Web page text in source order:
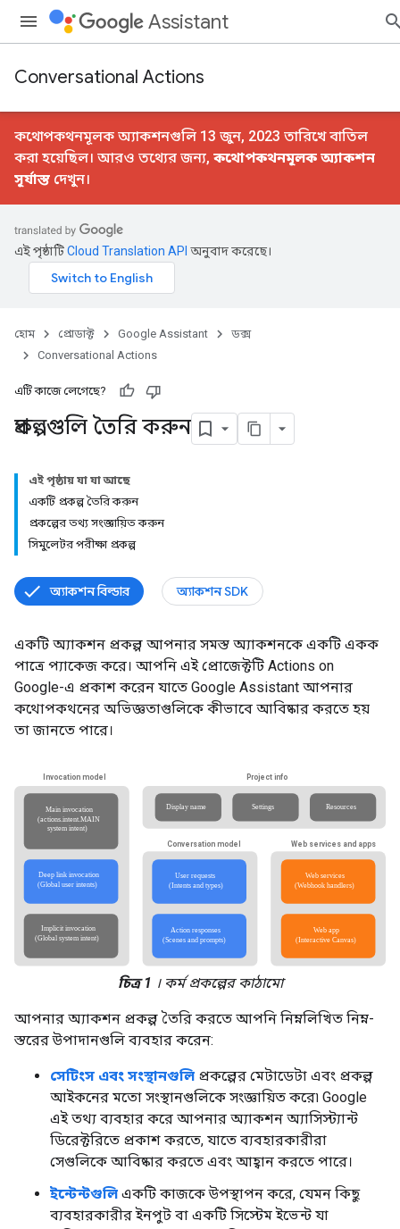
Assistant
Conversational Actions
কথোপকথনমূলক অ্যাকশনগুলি 13 জুন, 2023 তারিখে বাতিল
করা হয়েছিল। আরও তথ্যের জন্য, কথোপকথনমূলক অ্যাকশন
সূর্যাস্ত দেখুন।
এই পৃষ্ঠাটিCloud Translation API অনুবাদ করেছে।
হোম প্রোডাক্ট Google Assistant
ডক্স
Conversational Actions
এটি কাজে লেগেছে?
প্রকল্পগুলি তৈরি করুন
এই পৃষ্ঠায় যা যা আছে
একটি প্রকল্প তৈরি করুন
প্রকল্পের তথ্য সংজ্ঞায়িত করুন
সিমুলেটর পরীক্ষা প্রকল্প
অ্যাকশন বিল্ডার অ্যাকশন SDK
একটি অ্যাকশন প্রকল্প আপনার সমস্ত অ্যাকশনকে একটি একক
পাত্রে প্যাকেজ করে। আপনি এই প্রোজেক্টটি Actions on
Google-এ প্রকাশ করেন যাতে Google Assistant আপনার
কথোপকথনের অভিজ্ঞতাগুলিকে কীভাবে আবিষ্কার করতে হয়
তা জানতে পারে।
চিত্র 1 । কর্ম প্রকল্পের কাঠামো
আপনার অ্যাকশন প্রকল্প তৈরি করতে আপনি নিম্নলিখিত নিম্ন-
স্তরের উপাদানগুলি ব্যবহার করেন:
সেটিংস এবং সংস্থানগুলি প্রকল্পের মেটাডেটা এবং প্রকল্প
আইকনের মতো সংস্থানগুলিকে সংজ্ঞায়িত করে৷ Google
এই তথ্য ব্যবহার করে আপনার অ্যাকশন অ্যাসিস্ট্যান্ট
ডিরেক্টরিতে প্রকাশ করতে, যাতে ব্যবহারকারীরা
সেগুলিকে আবিষ্কার করতে এবং আহ্বান করতে পারে।
ইন্টেন্টগুলি একটি কাজকে উপস্থাপন করে, যেমন কিছু
ব্যবহারকারীর ইনপুট বা একটি সিস্টেম ইভেন্ট যা